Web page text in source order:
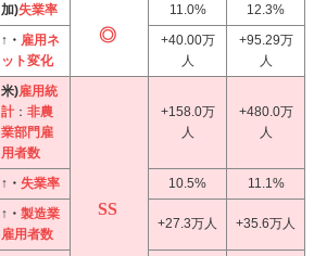
加)失業率 11.0%
12.3%
↑・ 雇用ネ
ット変化
+40.00万
人
+95.29万
人
米)雇用統
計 ： 非農
業部門雇
用者数
+158.0万
人
+480.0万
人
↑・ 失業率 10.5%
11.1%
↑・ 製造業
雇用者数
+27.3万人 +35.6万人